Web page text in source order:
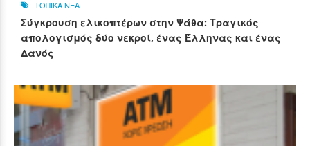
ΤΟΠΙΚΑ ΝΕΑ
Σύγκρουση ελικοπτέρων στην Ψάθα: Τραγικός
απολογισμός δύο νεκροί, ένας Έλληνας και ένας
Δανός